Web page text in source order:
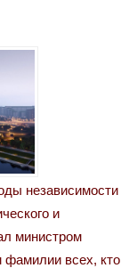
независимости
и
министром
фамилии всех, кто